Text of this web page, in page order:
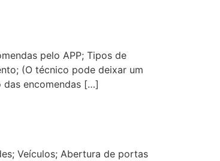
pelo APP; Tipos de
(O técnico pode deixar um
encomendas […]
Veículos; Abertura de portas